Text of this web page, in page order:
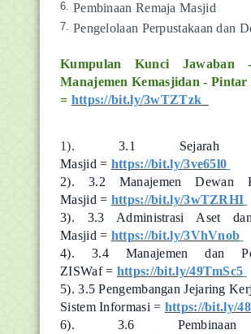
Pembinaan Remaja Masjid
Pengelolaan Perpustakaan dan
Kumpulan Kunci Jawaban
Manajemen Kemasjidan - Pintar
= https://bit.ly/3wTZTzk
1). 3.1 Sejarah
Masjid = https://bit.ly/3ve65l0
2). 3.2 Manajemen Dewan
Masjid = https://bit.ly/3wTZRHI
3). 3.3 Administrasi Aset
Masjid = https://bit.ly/3VhVnob
4). 3.4 Manajemen dan
ZISWaf = https://bit.ly/49TmSc5
5).3.5 Pengembangan Jejaring
Sistem Informasi = https://bit.ly/
6). 3.6